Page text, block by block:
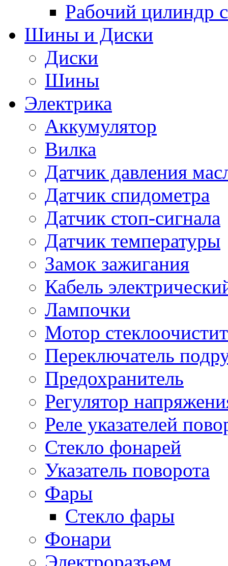
Рабочий цилиндр
Шины и Диски
Диски
Шины
Электрика
Аккумулятор
Вилка
Датчик давления
Датчик спидометра
Датчик стоп-сигнала
Датчик температуры
Замок зажигания
Кабель
Лампочки
Мотор
Переключатель
Предохранитель
Регулятор
Реле указателей
Стекло фонарей
Указатель поворота
Фары
Стекло фары
Фонари